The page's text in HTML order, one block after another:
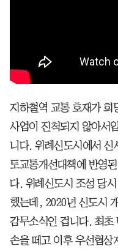
지하철역 교통 호재가 희
사업이 진척되지 않아서
니다. 위례신도시에서 신
토교통개선대책에 반영
다. 위례신도시 조성 당
했는데, 2020년 신도시
감무소식인 겁니다. 최초
손을 떼고 이후 우선협상